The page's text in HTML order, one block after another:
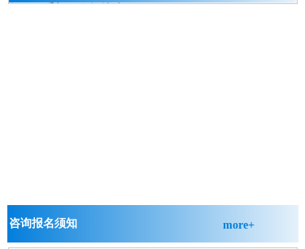
咨询报名须知 more+
提醒：手机正在毁掉孩子！